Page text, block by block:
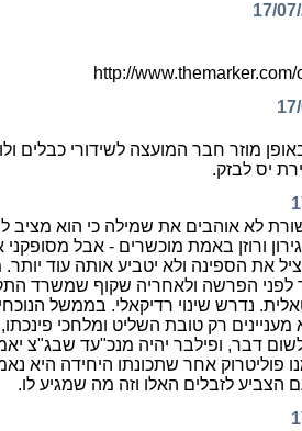
17/
http://
מוזר חבר המועצה לשידורי כבלים
יס לבזק.
לא אוהבים את שמילה כי הוא מציב
ורוזן באמת מוכשרים - אבל
את הספינה ולא יטביע אותה עוד
לפני הפרשה ולאחריה שקוף שמשרד
נדרש שינוי רדיקאלי. בממשל
רק טובת השליט ומלחכי פינכתו,
דבר, ופילבר יהיה מנכ"עד שבג"צ
פוליטרוק אחר שתכונתו היחידה היא
הצביע לזבלים האלו וזה מה שמגיע לו.